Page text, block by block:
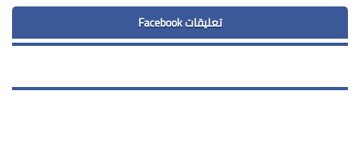
تعليقات Facebook